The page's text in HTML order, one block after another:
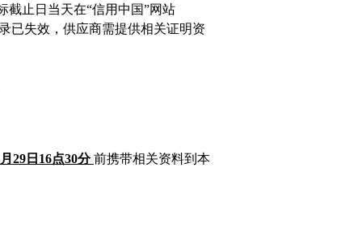
截止日当天在“信用中国”网站
已失效，供应商需提供相关证明资
月 29 日 16点30分前携带相关资料到本